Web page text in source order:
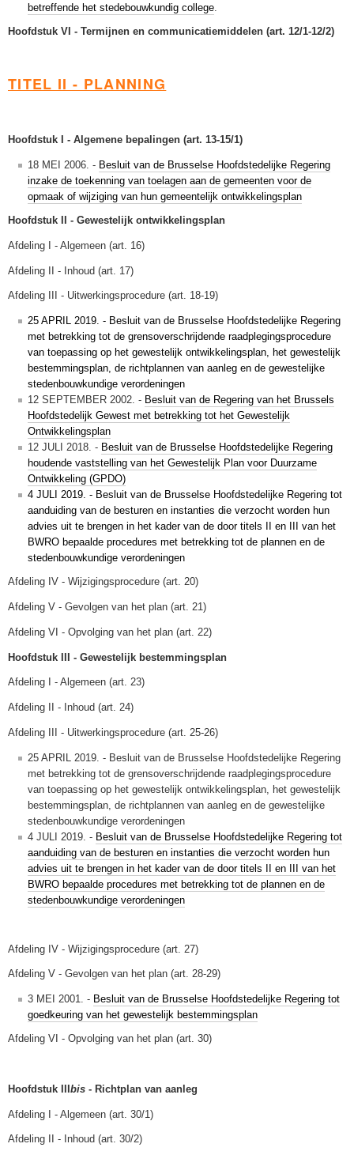
betreffende het stedebouwkundig college
Hoofdstuk VI - Termijnen en communicatiemiddelen (art. 12/1-12/2)
TITEL II - PLANNING
Hoofdstuk I - Algemene bepalingen (art. 13-15/1)
18 MEI 2006. - Besluit van de Brusselse Hoofdstedelijke Regering
inzake de toekenning van toelagen aan de gemeenten voor de
opmaak of wijziging van hun gemeentelijk ontwikkelingsplan
Hoofdstuk II - Gewestelijk ontwikkelingsplan
Afdeling I - Algemeen (art. 16)
Afdeling II - Inhoud (art. 17)
Afdeling III - Uitwerkingsprocedure (art. 18-19)
25 APRIL 2019. - Besluit van de Brusselse Hoofdstedelijke Regering
met betrekking tot de grensoverschrijdende raadplegingsprocedure
van toepassing op het gewestelijk ontwikkelingsplan, het gewestelijk
bestemmingsplan, de richtplannen van aanleg en de gewestelijke
stedenbouwkundige verordeningen
12 SEPTEMBER 2002. - Besluit van de Regering van het Brussels
Hoofdstedelijk Gewest met betrekking tot het Gewestelijk
Ontwikkelingsplan
12 JULI 2018. - Besluit van de Brusselse Hoofdstedelijke Regering
houdende vaststelling van het Gewestelijk Plan voor Duurzame
Ontwikkeling (GPDO)
4 JULI 2019. - Besluit van de Brusselse Hoofdstedelijke Regering tot
aanduiding van de besturen en instanties die verzocht worden hun
advies uit te brengen in het kader van de door titels II en III van het
BWRO bepaalde procedures met betrekking tot de plannen en de
stedenbouwkundige verordeningen
Afdeling IV - Wijzigingsprocedure (art. 20)
Afdeling V - Gevolgen van het plan (art. 21)
Afdeling VI - Opvolging van het plan (art. 22)
Hoofdstuk III - Gewestelijk bestemmingsplan
Afdeling I - Algemeen (art. 23)
Afdeling II - Inhoud (art. 24)
Afdeling III - Uitwerkingsprocedure (art. 25-26)
25 APRIL 2019. - Besluit van de Brusselse Hoofdstedelijke Regering
met betrekking tot de grensoverschrijdende raadplegingsprocedure
van toepassing op het gewestelijk ontwikkelingsplan, het gewestelijk
bestemmingsplan, de richtplannen van aanleg en de gewestelijke
stedenbouwkundige verordeningen
4 JULI 2019. - Besluit van de Brusselse Hoofdstedelijke Regering tot
aanduiding van de besturen en instanties die verzocht worden hun
advies uit te brengen in het kader van de door titels II en III van het
BWRO bepaalde procedures met betrekking tot de plannen en de
stedenbouwkundige verordeningen
Afdeling IV - Wijzigingsprocedure (art. 27)
Afdeling V - Gevolgen van het plan (art. 28-29)
3 MEI 2001. - Besluit van de Brusselse Hoofdstedelijke Regering tot
goedkeuring van het gewestelijk bestemmingsplan
Afdeling VI - Opvolging van het plan (art. 30)
Hoofdstuk III bis - Richtplan van aanleg
Afdeling I - Algemeen (art. 30/1)
Afdeling II - Inhoud (art. 30/2)